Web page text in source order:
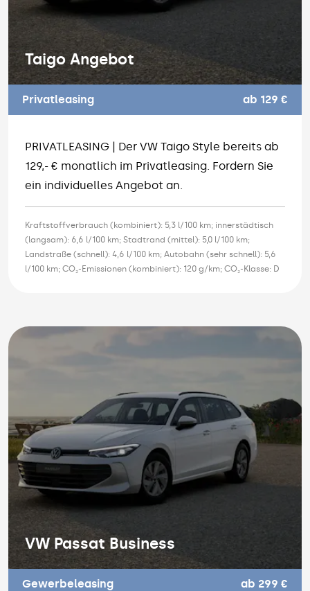
Taigo Angebot
Privatleasing ab 129 €
PRIVATLEASING | Der VW Taigo Style bereits ab
129,- € monatlich im Privatleasing. Fordern Sie
ein individuelles Angebot an.
Kraftstoffverbrauch (kombiniert): 5,3 l/100 km; innerstädtisch
(langsam): 6,6 l/100 km; Stadtrand (mittel): 5,0 l/100 km;
Landstraße (schnell): 4,6 l/100 km; Autobahn (sehr schnell): 5,6
l/100 km; CO₂-Emissionen (kombiniert): 120 g/km; CO₂-Klasse: D
VW Passat Business
Gewerbeleasing ab 299 €